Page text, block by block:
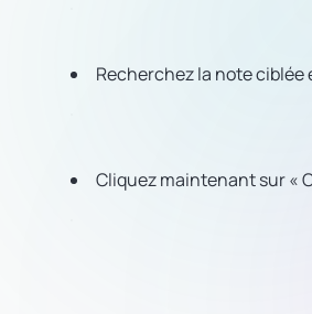
Recherchez la note ciblée
Cliquez maintenant sur «